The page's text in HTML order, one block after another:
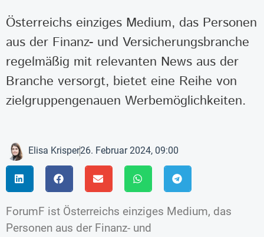
Österreichs einziges Medium, das Personen
aus der Finanz- und Versicherungsbranche
regelmäßig mit relevanten News aus der
Branche versorgt, bietet eine Reihe von
zielgruppengenauen Werbemöglichkeiten.
Elisa Krisper26. Februar 2024, 09:00
ForumF ist Österreichs einziges Medium, das
Personen aus der Finanz- und